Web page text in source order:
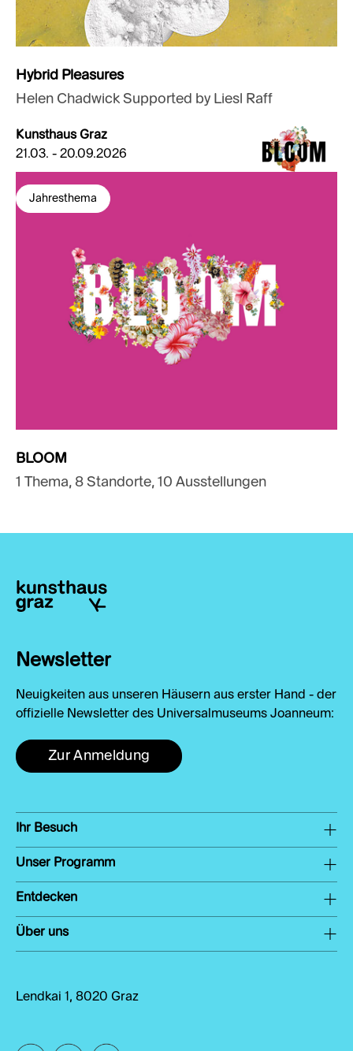
Hybrid Pleasures
Helen Chadwick Supported by Liesl Raff
Kunsthaus Graz
21.03. - 20.09.2026
Jahresthema
BLOOM
1 Thema, 8 Standorte, 10 Ausstellungen
Newsletter
Neuigkeiten aus unseren Häusern aus erster Hand - der
offizielle Newsletter des Universalmuseums Joanneum:
Zur Anmeldung
Ihr Besuch
Unser Programm
Entdecken
Über uns
Lendkai 1, 8020 Graz